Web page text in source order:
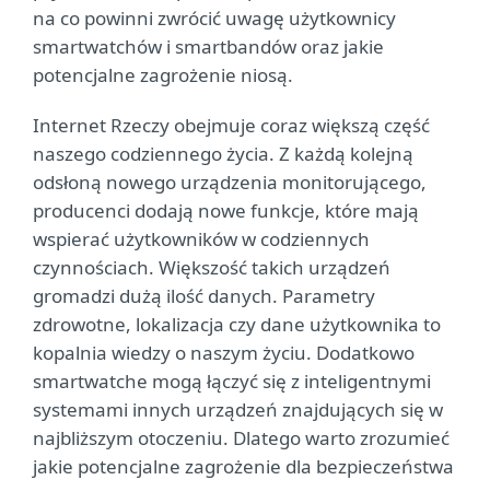
na co powinni zwrócić uwagę użytkownicy
smartwatchów i smartbandów oraz jakie
potencjalne zagrożenie niosą.
Internet Rzeczy obejmuje coraz większą część
naszego codziennego życia. Z każdą kolejną
odsłoną nowego urządzenia monitorującego,
producenci dodają nowe funkcje, które mają
wspierać użytkowników w codziennych
czynnościach. Większość takich urządzeń
gromadzi dużą ilość danych. Parametry
zdrowotne, lokalizacja czy dane użytkownika to
kopalnia wiedzy o naszym życiu. Dodatkowo
smartwatche mogą łączyć się z inteligentnymi
systemami innych urządzeń znajdujących się w
najbliższym otoczeniu. Dlatego warto zrozumieć
jakie potencjalne zagrożenie dla bezpieczeństwa